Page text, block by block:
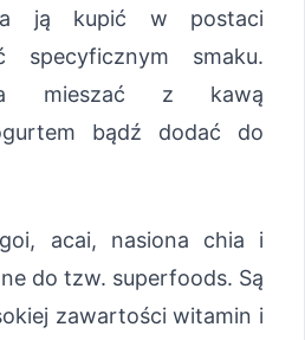
ją kupić w postaci
smaku.
mieszać z kawą
bądź dodać do
acai, nasiona chia i
do tzw. superfoods. Są
zawartości witamin i